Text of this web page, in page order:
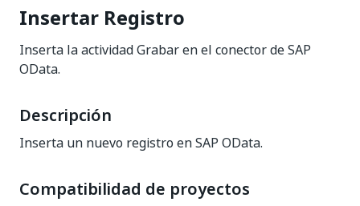
Insertar Registro
Inserta la actividad Grabar en el conector de SAP
OData.
Descripción
Inserta un nuevo registro en SAP OData.
Compatibilidad de proyectos